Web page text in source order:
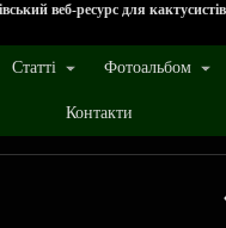
веб-ресурс для кактусистів
Статті Фотоальбом
Контакти